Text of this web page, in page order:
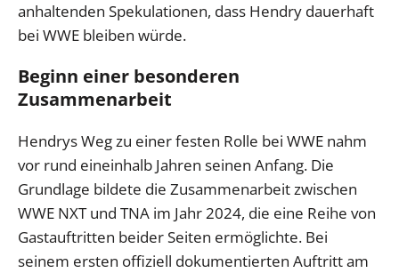
anhaltenden Spekulationen, dass Hendry dauerhaft
bei WWE bleiben würde.
Beginn einer besonderen
Zusammenarbeit
Hendrys Weg zu einer festen Rolle bei WWE nahm
vor rund eineinhalb Jahren seinen Anfang. Die
Grundlage bildete die Zusammenarbeit zwischen
WWE NXT und TNA im Jahr 2024, die eine Reihe von
Gastauftritten beider Seiten ermöglichte. Bei
seinem ersten offiziell dokumentierten Auftritt am